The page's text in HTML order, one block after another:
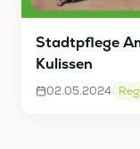
Stadtpflege
Kulissen
02.05.2024